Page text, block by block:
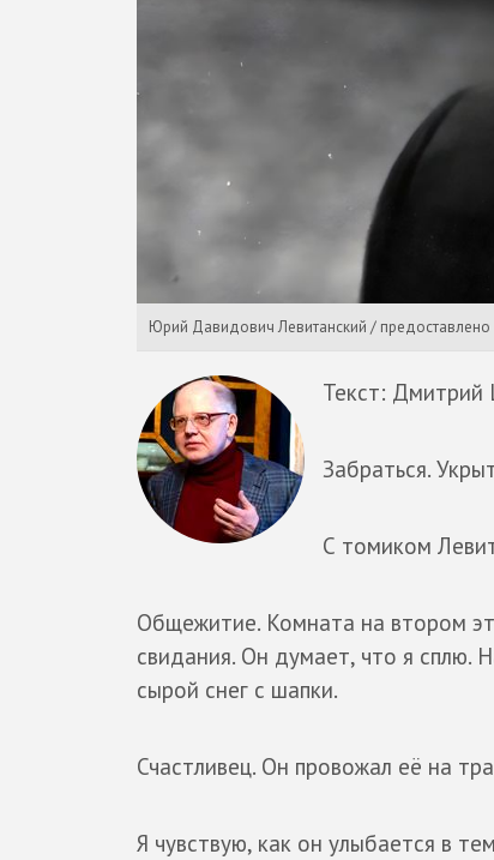
Юрий Давидович Левитанский / предоставлено
Текст:
Забраться.
С томиком
Общежитие. Комната на втором
свидания. Он думает, что я сплю.
сырой снег с шапки.
Счастливец. Он провожал её на
Я чувствую, как он улыбается в